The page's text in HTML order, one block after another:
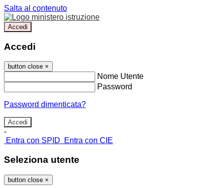
Salta al contenuto
Accedi
Accedi
button close ×
Nome Utente
Password
Password dimenticata?
-
Entra con SPID
Entra con CIE
Seleziona utente
button close ×